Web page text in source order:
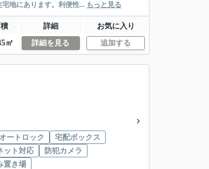
地にあります。利便性... もっと見る
詳細
お気に入り
㎡ 詳細を見る 追加する
オートロック
宅配ボックス
ット対応
防犯カメラ
置き場